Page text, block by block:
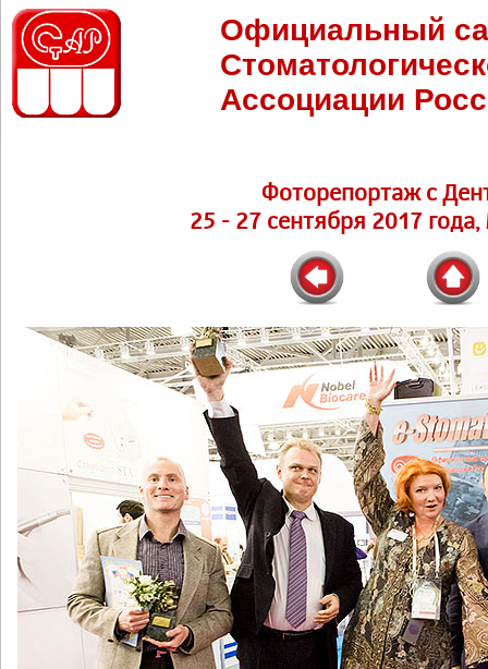
Официальный
Ассоциации
Фоторепортаж с
25 - 27 сентября 2017